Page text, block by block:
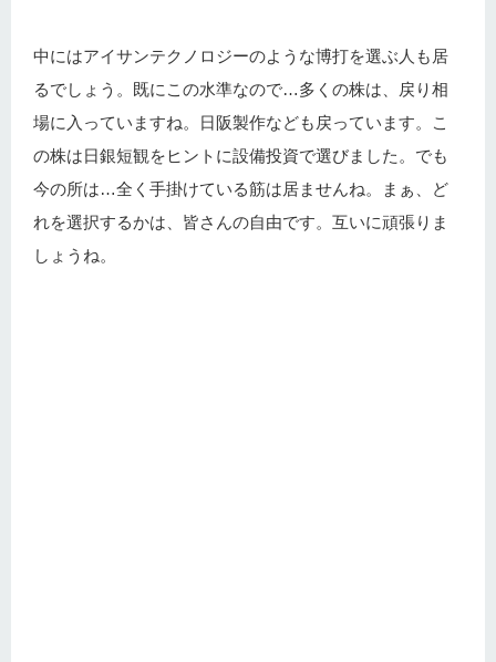
中にはアイサンテクノロジーのような博打を選ぶ人も居
るでしょう。既にこの水準なので…多くの株は、戻り相
場に入っていますね。日阪製作なども戻っています。こ
の株は日銀短観をヒントに設備投資で選びました。でも
今の所は…全く手掛けている筋は居ませんね。まぁ、ど
れを選択するかは、皆さんの自由です。互いに頑張りま
しょうね。